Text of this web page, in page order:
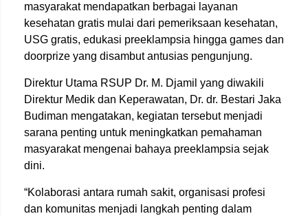
masyarakat mendapatkan berbagai layanan
kesehatan gratis mulai dari pemeriksaan kesehatan,
USG gratis, edukasi preeklampsia hingga games dan
doorprize yang disambut antusias pengunjung.
Direktur Utama RSUP Dr. M. Djamil yang diwakili
Direktur Medik dan Keperawatan, Dr. dr. Bestari Jaka
Budiman mengatakan, kegiatan tersebut menjadi
sarana penting untuk meningkatkan pemahaman
masyarakat mengenai bahaya preeklampsia sejak
dini.
“Kolaborasi antara rumah sakit, organisasi profesi
dan komunitas menjadi langkah penting dalam